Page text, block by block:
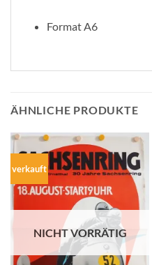
Format A6
ÄHNLICHE PRODUKTE
verkauft
NICHT VORRÄTIG